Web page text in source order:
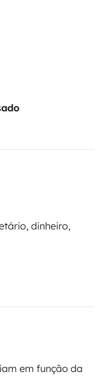
dinheiro,
em função da